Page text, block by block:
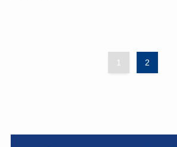
1 2